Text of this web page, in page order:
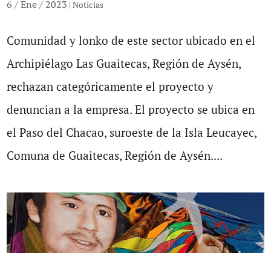
6 / Ene / 2023 |Noticias
Comunidad y lonko de este sector ubicado en el
Archipiélago Las Guaitecas, Región de Aysén,
rechazan categóricamente el proyecto y
denuncian a la empresa. El proyecto se ubica en
el Paso del Chacao, suroeste de la Isla Leucayec,
Comuna de Guaitecas, Región de Aysén....